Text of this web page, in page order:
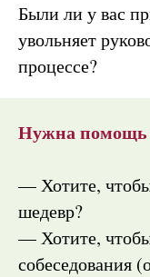
Были ли у вас
увольняет
процессе?
Нужна помощь
— Хотите,
шедевр?
— Хотите,
собеседования